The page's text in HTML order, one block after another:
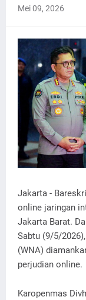
Mei 09, 2026
Jakarta -
online jaringan
Jakarta Barat.
Sabtu (9/5/
(WNA)
perjudian online.
Karopenmas